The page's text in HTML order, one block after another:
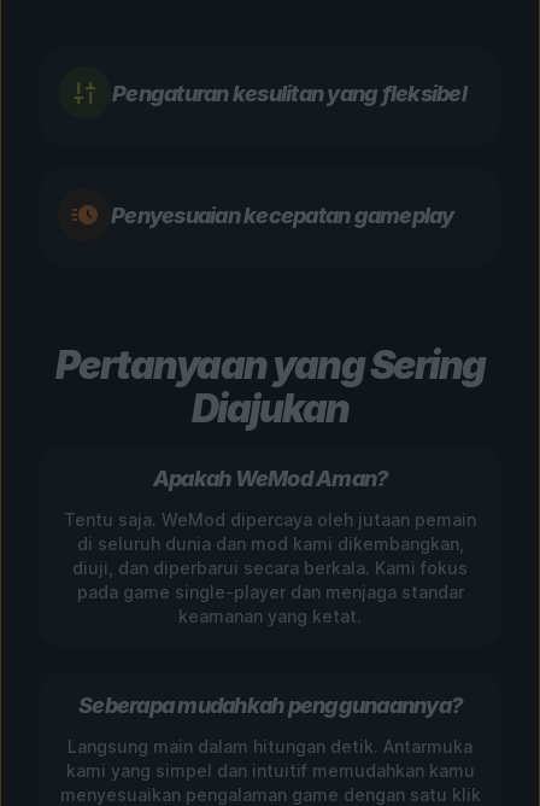
Pengaturan kesulitan yang fleksibel
Penyesuaian kecepatan gameplay
Pertanyaan yang Sering
Diajukan
Apakah WeMod Aman?
Tentu saja. WeMod dipercaya oleh jutaan pemain
di seluruh dunia dan mod kami dikembangkan,
diuji, dan diperbarui secara berkala. Kami fokus
pada game single-player dan menjaga standar
keamanan yang ketat.
Seberapa mudahkah penggunaannya?
Langsung main dalam hitungan detik. Antarmuka
kami yang simpel dan intuitif memudahkan kamu
menyesuaikan pengalaman game dengan satu klik